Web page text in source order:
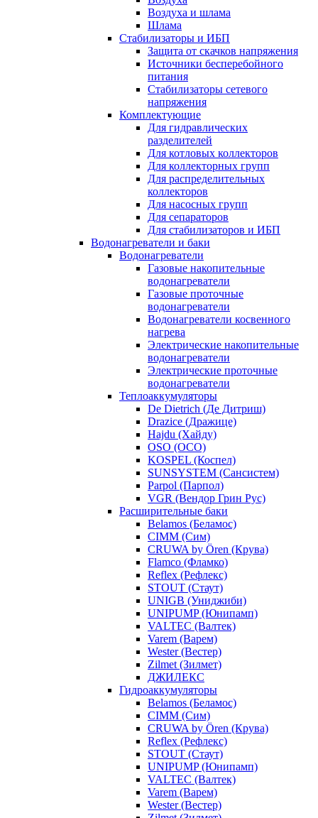
Воздуха и шлама
Шлама
Стабилизаторы и ИБП
Защита от скачков напряжения
Источники бесперебойного
питания
Стабилизаторы сетевого
напряжения
Комплектующие
Для гидравлических
разделителей
Для котловых коллекторов
Для коллекторных групп
Для распределительных
коллекторов
Для насосных групп
Для сепараторов
Для стабилизаторов и ИБП
Водонагреватели и баки
Водонагреватели
Газовые накопительные
водонагреватели
Газовые проточные
водонагреватели
Водонагреватели косвенного
нагрева
Электрические накопительные
водонагреватели
Электрические проточные
водонагреватели
Теплоаккумуляторы
De Dietrich (Де Дитриш)
Drazice (Дражице)
Hajdu (Хайду)
OSO (ОСО)
KOSPEL (Коспел)
SUNSYSTEM (Сансистем)
Parpol (Парпол)
VGR (Вендор Грин Рус)
Расширительные баки
Belamos (Беламос)
CIMM (Сим)
CRUWA by Ören (Крува)
Flamco (Фламко)
Reflex (Рефлекс)
STOUT (Стаут)
UNIGB (Униджиби)
UNIPUMP (Юнипамп)
VALTEC (Валтек)
Varem (Варем)
Wester (Вестер)
Zilmet (Зилмет)
ДЖИЛЕКС
Гидроаккумуляторы
Belamos (Беламос)
CIMM (Сим)
CRUWA by Ören (Крува)
Reflex (Рефлекс)
STOUT (Стаут)
UNIPUMP (Юнипамп)
VALTEC (Валтек)
Varem (Варем)
Wester (Вестер)